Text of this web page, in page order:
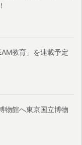
教育」を連載予定
物館へ東京国立博物